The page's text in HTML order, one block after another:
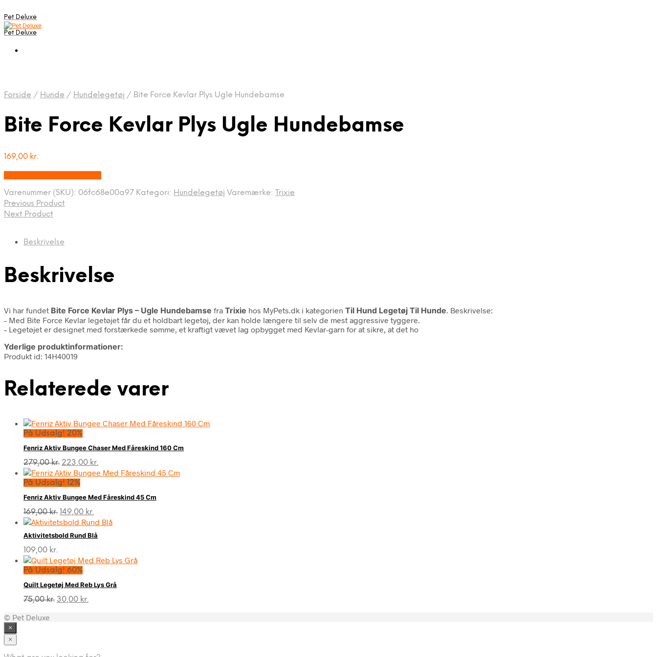
Pet Deluxe
Pet Deluxe
Forside / Hunde / Hundelegetøj / Bite Force Kevlar Plys Ugle Hundebamse
Bite Force Kevlar Plys Ugle Hundebamse
169,00 kr.
Varenummer (SKU): 06fc68e00a97 Kategori: Hundelegetøj Varemærke: Trixie
Previous Product
Next Product
Beskrivelse
Beskrivelse
Vi har fundet Bite Force Kevlar Plys – Ugle Hundebamse fra Trixie hos MyPets.dk i kategorien Til Hund Legetøj Til Hunde . Beskrivelse:
– Med Bite Force Kevlar legetøjet får du et holdbart legetøj, der kan holde længere til selv de mest aggressive tyggere.
– Legetøjet er designet med forstærkede sømme, et kraftigt vævet lag opbygget med Kevlar-garn for at sikre, at det ho
Yderlige produktinformationer:
Produkt id: 14H40019
Relaterede varer
På Udsalg! 20%
Fenriz Aktiv Bungee Chaser Med Fåreskind 160 Cm
279,00kr. Den
oprindelige
pris
279,00 kr..
223,00 kr.
aktuelle
223,00 kr..
På Udsalg! 12%
Fenriz Aktiv Bungee Med Fåreskind 45 Cm
169,00kr. Den
oprindelige
var:
149,00 kr.
aktuelle
er:
Aktivitetsbold Rund Blå
109,00 kr.
På Udsalg! 60%
Quilt Legetøj Med Reb Lys Grå
75,00kr. Den
30,00 kr.
© Pet Deluxe
×
×